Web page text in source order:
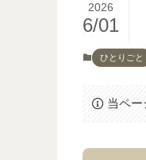
2026
6/01
ひとりごと
当ペー